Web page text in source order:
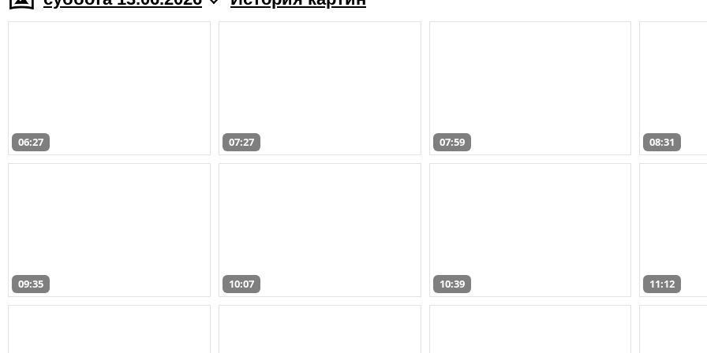
06:27 07:27 07:59 08:31
09:35 10:07 10:39 11:12